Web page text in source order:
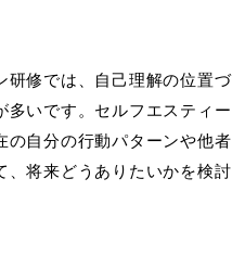
研修では、自己理解の位置づ
多いです。セルフエスティー
の自分の行動パターンや他者
、将来どうありたいかを検討